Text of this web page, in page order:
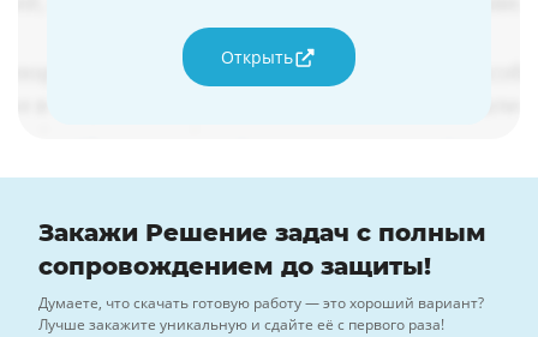
Открыть
Закажи Решение задач с полным
сопровождением до защиты!
Думаете, что скачать готовую работу — это хороший вариант?
Лучше закажите уникальную и сдайте её с первого раза!